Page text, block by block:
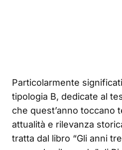
Particolarmente
tipologia B, dedicate al
che quest’anno toccano
attualità e rilevanza
tratta dal libro “Gli anni